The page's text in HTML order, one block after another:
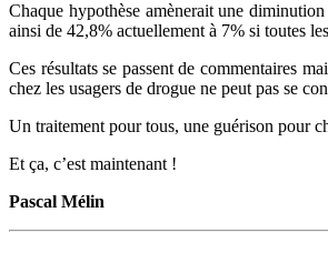
Chaque hypothèse amènerait une
ainsi de 42,8% actuellement à 7% si toutes
Ces résultats se passent de commentaires
chez les usagers de drogue ne peut pas se
Un traitement pour tous, une guérison pour
Et ça, c’est maintenant !
Pascal Mélin